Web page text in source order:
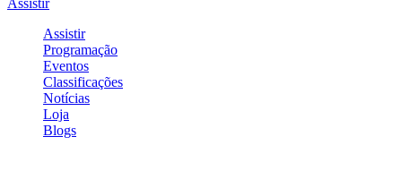
Assistir
Assistir
Programação
Eventos
Classificações
Notícias
Loja
Blogs